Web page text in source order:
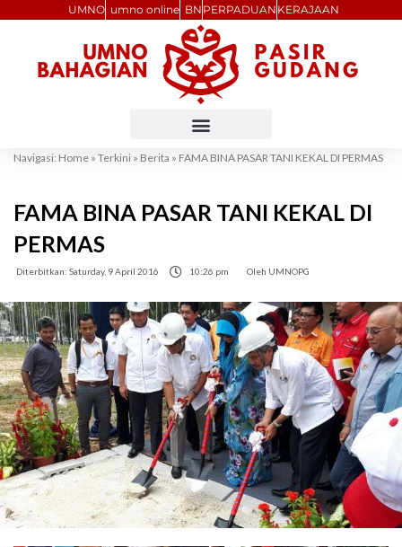
content
UMNO umno online BN PERPADUAN KERAJAAN
Navigasi: Home » Terkini » Berita » FAMA BINA PASAR TANI KEKAL DI PERMAS
FAMA BINA PASAR TANI KEKAL DI
PERMAS
Diterbitkan: Saturday, 9 April 2016 10:26 pm Oleh UMNOPG